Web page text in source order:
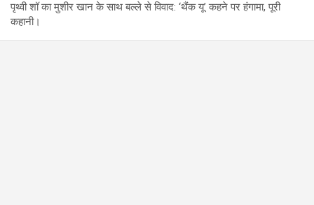
पृथ्वी शॉ का मुशीर खान के साथ बल्ले से विवाद: ‘थैंक यू’ कहने पर हंगामा, पूरी
कहानी।